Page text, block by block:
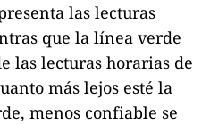
las lecturas
que la línea verde
las lecturas horarias de
más lejos esté la
menos confiable se